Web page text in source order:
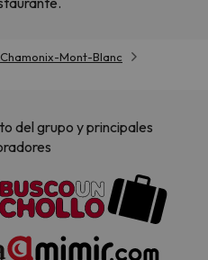
Chamonix-Mont-Blanc
del grupo y principales